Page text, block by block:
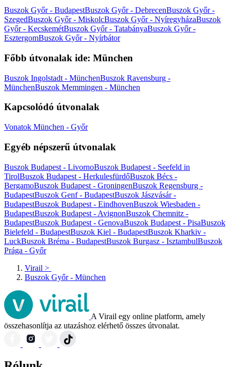
Buszok Győr - BudapestBuszok Győr - DebrecenBuszok Győr -
SzegedBuszok Győr - MiskolcBuszok Győr - NyíregyházaBuszok
Győr - KecskemétBuszok Győr - TatabányaBuszok Győr -
EsztergomBuszok Győr - Nyírbátor
Főbb útvonalak ide: München
Buszok Ingolstadt - MünchenBuszok Ravensburg -
MünchenBuszok Memmingen - München
Kapcsolódó útvonalak
Vonatok München - Győr
Egyéb népszerű útvonalak
Buszok Budapest - LivornoBuszok Budapest - Seefeld in
TirolBuszok Budapest - HerkulesfürdőBuszok Bécs -
BergamoBuszok Budapest - GroningenBuszok Regensburg -
BudapestBuszok Genf - BudapestBuszok Jászvásár -
BudapestBuszok Budapest - EindhovenBuszok Wiesbaden -
BudapestBuszok Budapest - AvignonBuszok Chemnitz -
BudapestBuszok Budapest - GenovaBuszok Budapest - PisaBuszok
Bielefeld - BudapestBuszok Kiel - BudapestBuszok Kharkiv -
LuckBuszok Bréma - BudapestBuszok Burgasz - IsztambulBuszok
Prága - Győr
Virail >
Buszok Győr - München
A Virail egy online platform, amely
összehasonlítja az utazáshoz elérhető összes útvonalat.